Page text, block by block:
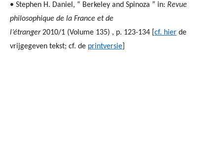
• Stephen H. Daniel, “ Berkeley and Spinoza ” in: Revue
philosophique de la France et de
l’étranger2010/1 (Volume 135) , p. 123-134 [ cf. hier de
vrijgegeven tekst; cf. de printversie